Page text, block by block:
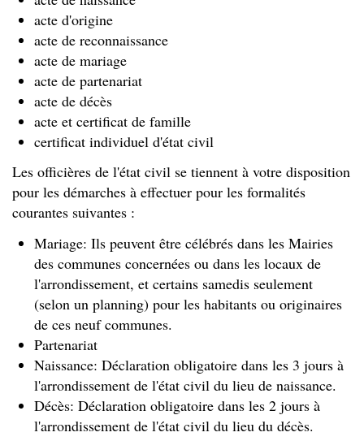
acte d'origine
acte de reconnaissance
acte de mariage
acte de partenariat
acte de décès
acte et certificat de famille
certificat individuel d'état civil
Les officières de l'état civil se tiennent à votre disposition
pour les démarches à effectuer pour les formalités
courantes suivantes :
Mariage: Ils peuvent être célébrés dans les Mairies
des communes concernées ou dans les locaux de
l'arrondissement, et certains samedis seulement
(selon un planning) pour les habitants ou originaires
de ces neuf communes.
Partenariat
Naissance: Déclaration obligatoire dans les 3 jours à
l'arrondissement de l'état civil du lieu de naissance.
Décès: Déclaration obligatoire dans les 2 jours à
l'arrondissement de l'état civil du lieu du décès.